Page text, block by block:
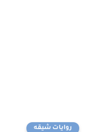
روايات شيقه